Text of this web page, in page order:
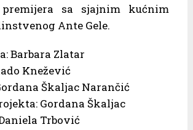
sa sjajnim kućnim
Ante Gele.
Barbara Zlatar
Knežević
Škaljac Narančić
Gordana Škaljac
Trbović